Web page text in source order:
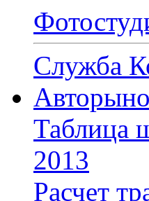
Служба
Таблица
2013
Расчет